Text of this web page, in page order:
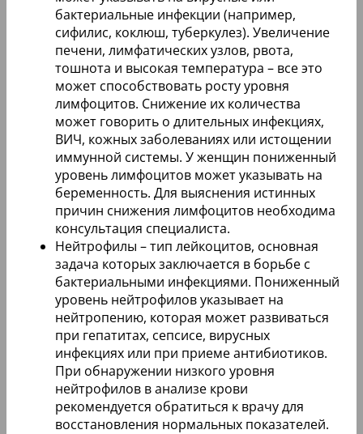
бактериальные инфекции (например,
сифилис, коклюш, туберкулез). Увеличение
печени, лимфатических узлов, рвота,
тошнота и высокая температура – все это
может способствовать росту уровня
лимфоцитов. Снижение их количества
может говорить о длительных инфекциях,
ВИЧ, кожных заболеваниях или истощении
иммунной системы. У женщин пониженный
уровень лимфоцитов может указывать на
беременность. Для выяснения истинных
причин снижения лимфоцитов необходима
консультация специалиста.
Нейтрофилы – тип лейкоцитов, основная
задача которых заключается в борьбе с
бактериальными инфекциями. Пониженный
уровень нейтрофилов указывает на
нейтропению, которая может развиваться
при гепатитах, сепсисе, вирусных
инфекциях или при приеме антибиотиков.
При обнаружении низкого уровня
нейтрофилов в анализе крови
рекомендуется обратиться к врачу для
восстановления нормальных показателей.